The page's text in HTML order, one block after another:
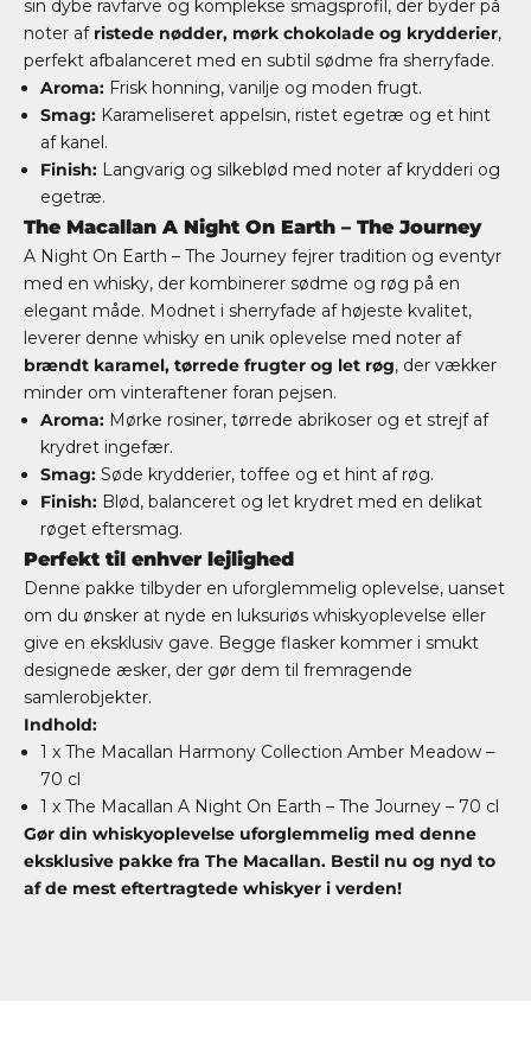
sin dybe ravfarve og komplekse smagsprofil, der byder på
noter af ristede nødder, mørk chokolade og krydderier,
perfekt afbalanceret med en subtil sødme fra sherryfade.
Aroma: Frisk honning, vanilje og moden frugt.
Smag: Karameliseret appelsin, ristet egetræ og et hint
af kanel.
Finish: Langvarig og silkeblød med noter af krydderi og
egetræ.
The Macallan A Night On Earth – The Journey
A Night On Earth – The Journey fejrer tradition og eventyr
med en whisky, der kombinerer sødme og røg på en
elegant måde. Modnet i sherryfade af højeste kvalitet,
leverer denne whisky en unik oplevelse med noter af
brændt karamel, tørrede frugter og let røg, der vækker
minder om vinteraftener foran pejsen.
Aroma: Mørke rosiner, tørrede abrikoser og et strejf af
krydret ingefær.
Smag: Søde krydderier, toffee og et hint af røg.
Finish: Blød, balanceret og let krydret med en delikat
røget eftersmag.
Perfekt til enhver lejlighed
Denne pakke tilbyder en uforglemmelig oplevelse, uanset
om du ønsker at nyde en luksuriøs whiskyoplevelse eller
give en eksklusiv gave. Begge flasker kommer i smukt
designede æsker, der gør dem til fremragende
samlerobjekter.
Indhold:
1 x The Macallan Harmony Collection Amber Meadow –
70 cl
1 x The Macallan A Night On Earth – The Journey – 70 cl
Gør din whiskyoplevelse uforglemmelig med denne
eksklusive pakke fra The Macallan. Bestil nu og nyd to
af de mest eftertragtede whiskyer i verden!